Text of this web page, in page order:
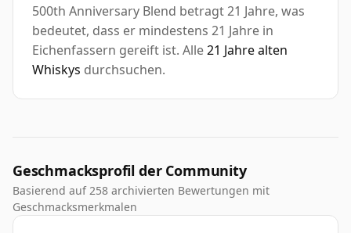
500th Anniversary Blend betragt 21 Jahre, was
bedeutet, dass er mindestens 21 Jahre in
Eichenfassern gereift ist. Alle21 Jahre alten
Whiskys durchsuchen.
Geschmacksprofil der Community
Basierend auf 258 archivierten Bewertungen mit
Geschmacksmerkmalen